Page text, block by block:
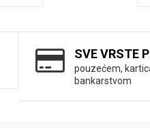
SVE VRSTE
pouzećem,
bankarstvom